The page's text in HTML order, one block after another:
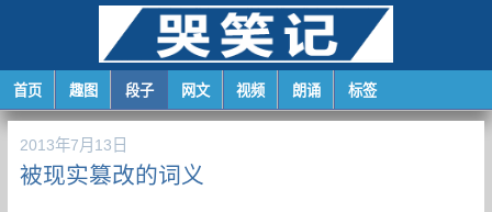
首页 趣图 段子 网文 视频 朗诵 标签
2013年7月13日
被现实篡改的词义